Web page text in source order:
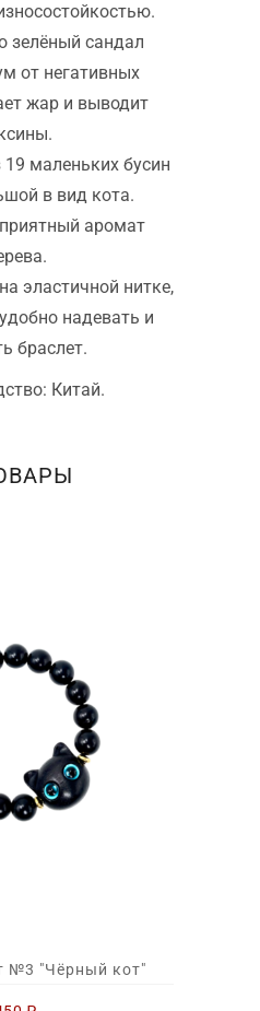
зелёный сандал
от негативных
жар и выводит
19 маленьких бусин
в вид кота.
аромат
эластичной нитке,
надевать и
браслет.
Китай.
№3 "Чёрный кот"